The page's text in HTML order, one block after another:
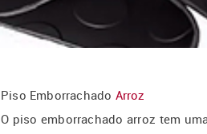
Piso Emborrachado Arroz
O piso emborrachado arroz tem